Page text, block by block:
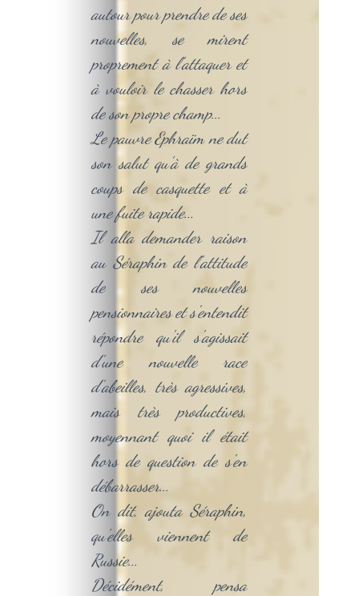
autour pour prendre de ses
nouvelles, se mirent
proprement à l'attaquer et
à vouloir le chasser hors
de son propre champ...
Le pauvre Ephraïm ne dut
son salut qu'à de grands
coups de casquette et à
une fuite rapide...
Il alla demander raison
au Séraphin de l'attitude
de ses nouvelles
pensionnaires et s'entendit
répondre qu'il s'agissait
d'une nouvelle race
d'abeilles, très agressives,
mais très productives,
moyennant quoi il était
hors de question de s'en
débarrasser...
On dit, ajouta Séraphin,
qu'elles viennent de
Russie...
Décidément, pensa